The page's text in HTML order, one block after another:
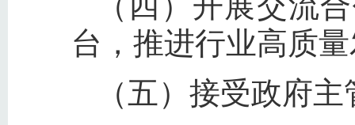
台，推进行业高质
（五）接受政府